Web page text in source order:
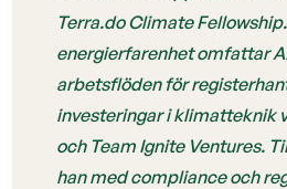
Terra.do Climate
energierfarenhet omfattar
arbetsflöden för
investeringar i klimatteknik
och Team Ignite Ventures.
han med compliance och